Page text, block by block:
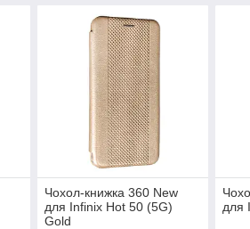
Чохол-книжка 360 New
для Infinix Hot 50 (5G)
Gold
для